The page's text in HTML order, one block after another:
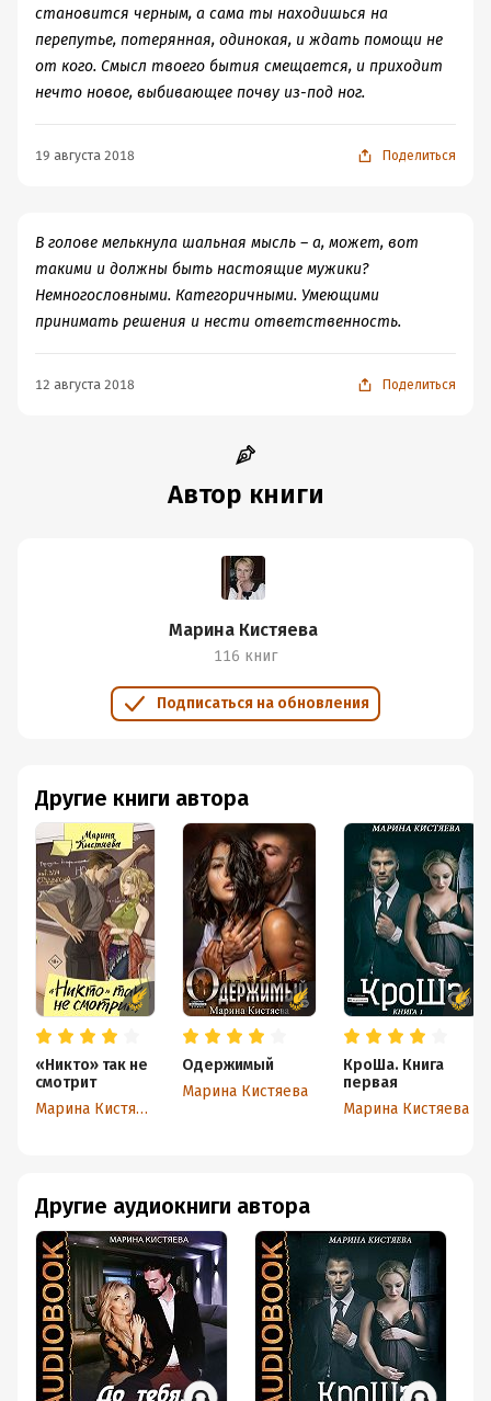
становится черным, а сама ты находишься на
перепутье, потерянная, одинокая, и ждать помощи не
от кого. Смысл твоего бытия смещается, и приходит
нечто новое, выбивающее почву из-под ног.
19 августа 2018 Поделиться
В голове мелькнула шальная мысль – а, может, вот
такими и должны быть настоящие мужики?
Немногословными. Категоричными. Умеющими
принимать решения и нести ответственность.
12 августа 2018 Поделиться
Автор книги
Марина Кистяева
116 книг
Подписаться на обновления
Другие книги автора
«Никто» так не
смотрит
Марина Кистяева
Одержимый
Марина Кистяева
КроШа. Книга
первая
Марина Кистяева
Другие аудиокниги автора